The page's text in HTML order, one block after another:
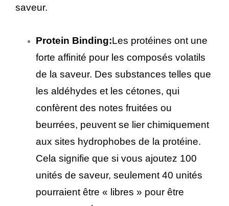
saveur.
Protein Binding:Les protéines ont une
forte affinité pour les composés volatils
de la saveur. Des substances telles que
les aldéhydes et les cétones, qui
confèrent des notes fruitées ou
beurrées, peuvent se lier chimiquement
aux sites hydrophobes de la protéine.
Cela signifie que si vous ajoutez 100
unités de saveur, seulement 40 unités
pourraient être « libres » pour être